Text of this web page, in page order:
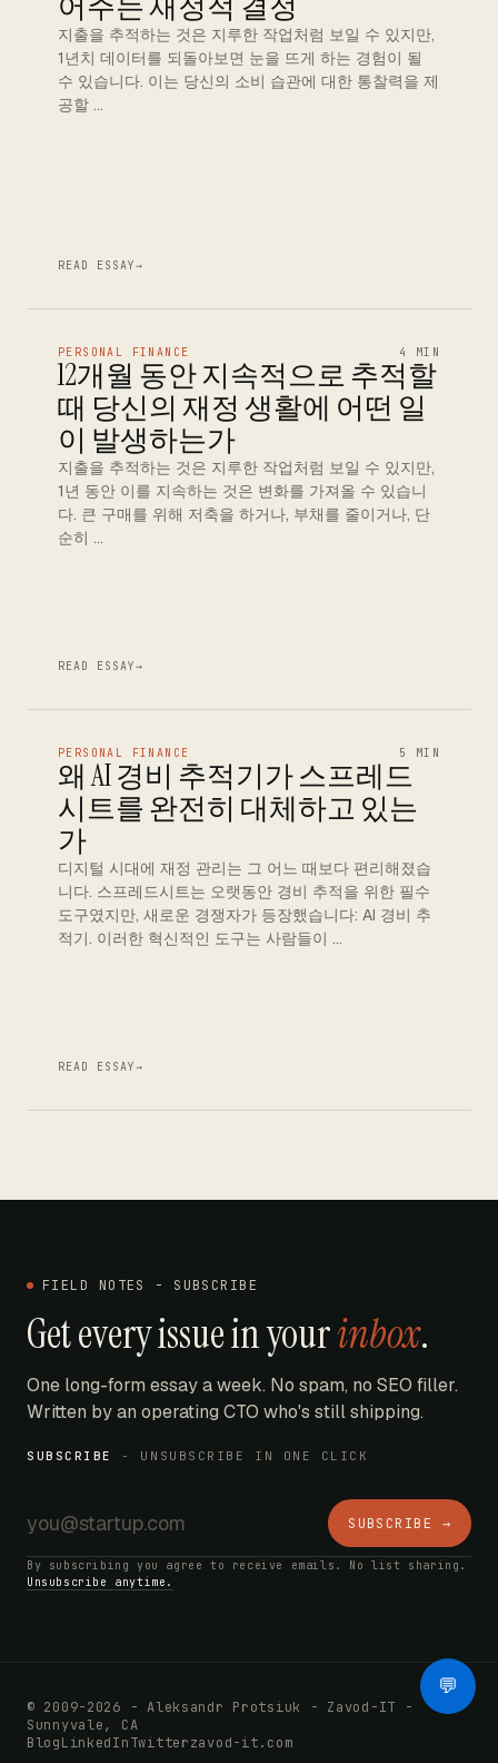
지출을 추적하는 것은 지루한 작업처럼 보일 수 있지만,
1년치 데이터를 되돌아보면 눈을 뜨게 하는 경험이 될
수 있습니다. 이는 당신의 소비 습관에 대한 통찰력을 제
공할 …
READ ESSAY→
PERSONAL FINANCE 4 MIN
12개월 동안 지속적으로 추적할
때 당신의 재정 생활에 어떤 일
이 발생하는가
지출을 추적하는 것은 지루한 작업처럼 보일 수 있지만,
1년 동안 이를 지속하는 것은 변화를 가져올 수 있습니
다. 큰 구매를 위해 저축을 하거나, 부채를 줄이거나, 단
순히 …
READ ESSAY→
PERSONAL FINANCE 5 MIN
왜 AI 경비 추적기가 스프레드
시트를 완전히 대체하고 있는
가
디지털 시대에 재정 관리는 그 어느 때보다 편리해졌습
니다. 스프레드시트는 오랫동안 경비 추적을 위한 필수
도구였지만, 새로운 경쟁자가 등장했습니다: AI 경비 추
적기. 이러한 혁신적인 도구는 사람들이 …
READ ESSAY→
FIELD NOTES - SUBSCRIBE
Get every issue in yourinbox.
One long-form essay a week. No spam, no SEO filler.
Written by an operating CTO who's still shipping.
SUBSCRIBE - UNSUBSCRIBE IN ONE CLICK
SUBSCRIBE →
By subscribing you agree to receive emails. No list sharing.
Unsubscribe anytime.
© 2009-2026 - Aleksandr Protsiuk - Zavod-IT -
Sunnyvale, CA
BlogLinkedInTwitterzavod-it.com
💬